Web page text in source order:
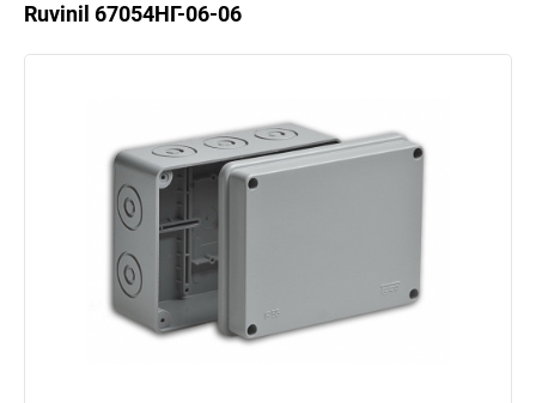
Ruvinil 67054НГ-06-06